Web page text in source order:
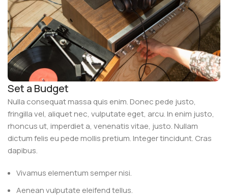
Set a Budget
Nulla consequat massa quis enim. Donec pede justo,
fringilla vel, aliquet nec, vulputate eget, arcu. In enim justo,
rhoncus ut, imperdiet a, venenatis vitae, justo. Nullam
dictum felis eu pede mollis pretium. Integer tincidunt. Cras
dapibus.
Vivamus elementum semper nisi.
Aenean vulputate eleifend tellus.